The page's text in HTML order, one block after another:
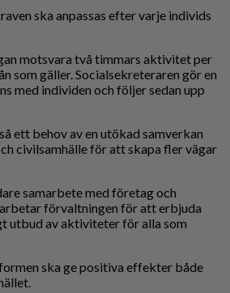
ska anpassas efter varje individs
motsvara två timmars aktivitet per
som gäller. Socialsekreteraren gör en
med individen och följer sedan upp
ett behov av en utökad samverkan
civilsamhälle för att skapa fler vägar
samarbete med företag och
förvaltningen för att erbjuda
utbud av aktiviteter för alla som
ska ge positiva effekter både